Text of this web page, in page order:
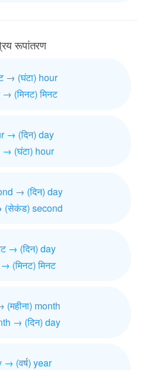
रूपांतरण
→ (घंटा) hour
→ (मिनट) मिनट
→ (दिन) day
→ (घंटा) hour
→ (दिन) day
(सेकंड) second
→ (दिन) day
(मिनट) मिनट
(महीना) month
→ (दिन) day
→ (वर्ष) year